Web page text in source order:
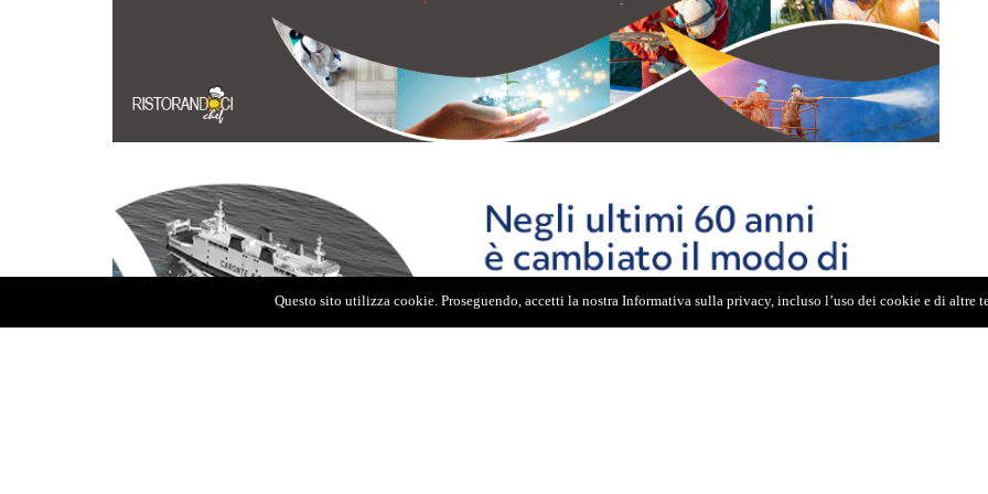
Questo sito utilizza cookie. Proseguendo, accetti la nostra Informativa sulla privacy, incluso l’uso dei cookie e di altre